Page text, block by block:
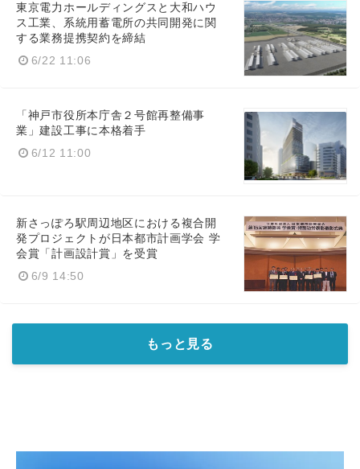
東京電力ホールディングスと大和ハウ
ス工業、系統用蓄電所の共同開発に関
する業務提携契約を締結
6/22 11:06
「神戸市役所本庁舎２号館再整備事
業」建設工事に本格着手
6/12 11:00
新さっぽろ駅周辺地区における複合開
発プロジェクトが日本都市計画学会 学
会賞「計画設計賞」を受賞
6/9 14:50
もっと見る